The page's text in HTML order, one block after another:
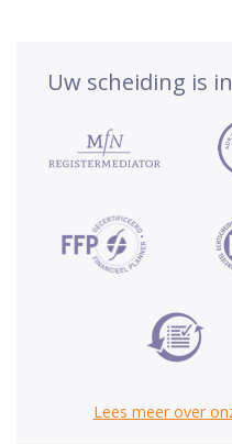
Uw scheiding is
Lees meer over